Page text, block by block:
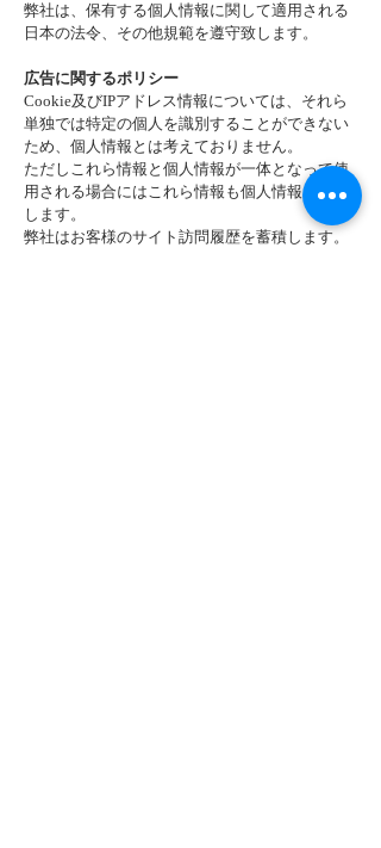
弊社は、保有する個人情報に関して適用される
日本の法令、その他規範を遵守致します。
広告に関するポリシー
Cookie及びIPアドレス情報については、それら
単独では特定の個人を識別することができない
ため、個人情報とは考えておりません。
ただしこれら情報と個人情報が一体となって使
用される場合にはこれら情報も個人情報とみな
します。
弊社はお客様のサイト訪問履歴を蓄積します。